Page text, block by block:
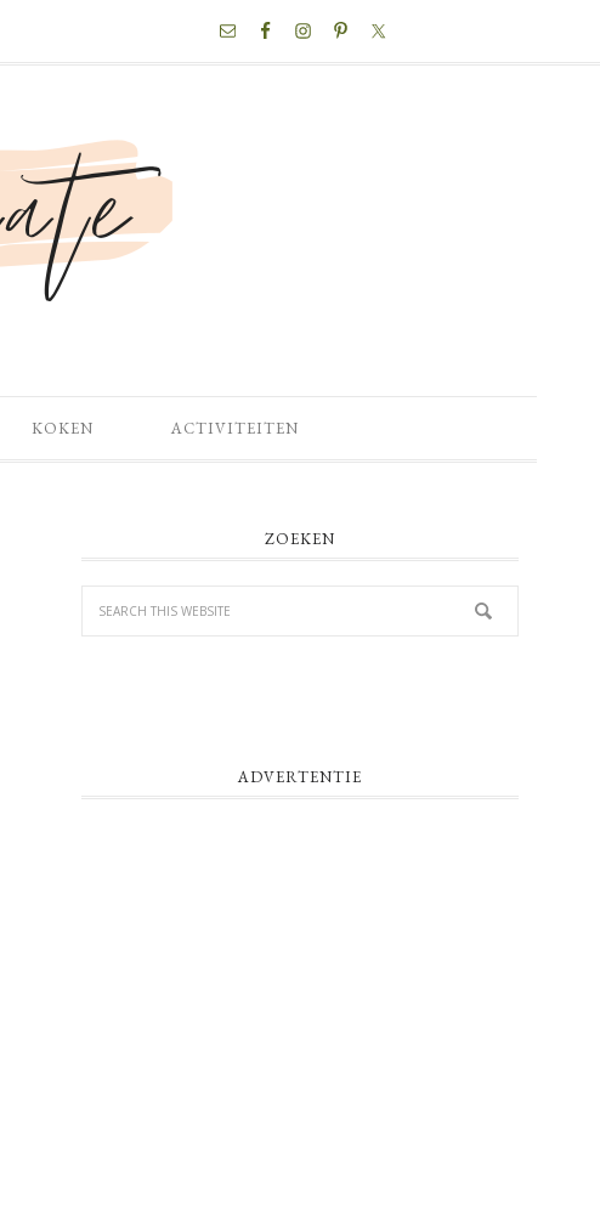
KOKEN ACTIVITEITEN
ZOEKEN
ADVERTENTIE